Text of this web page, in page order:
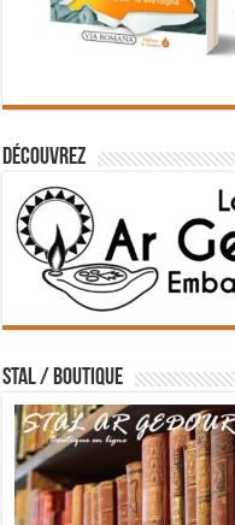
Découvrez
STAL / BOUTIQUE